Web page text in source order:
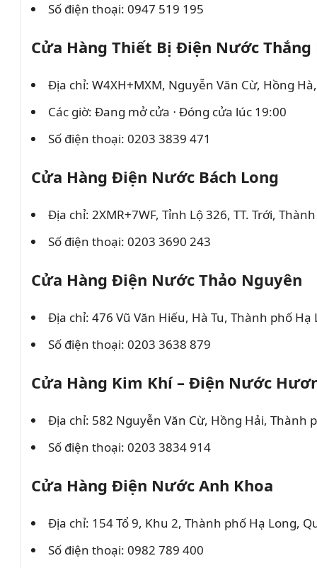
Số điện thoại: 0947 519 195
Cửa Hàng Thiết Bị Điện Nước Thắng
Địa chỉ: W4XH+MXM, Nguyễn Văn Cừ, Hồng
Các giờ: Đang mở cửa ⋅ Đóng cửa lúc 19:00
Số điện thoại: 0203 3839 471
Cửa Hàng Điện Nước Bách Long
Địa chỉ: 2XMR+7WF, Tỉnh Lộ 326, TT. Trới,
Số điện thoại: 0203 3690 243
Cửa Hàng Điện Nước Thảo Nguyên
Địa chỉ: 476 Vũ Văn Hiếu, Hà Tu, Thành phố
Số điện thoại: 0203 3638 879
Cửa Hàng Kim Khí – Điện Nước
Địa chỉ: 582 Nguyễn Văn Cừ, Hồng Hải, Thành
Số điện thoại: 0203 3834 914
Cửa Hàng Điện Nước Anh Khoa
Địa chỉ: 154 Tổ 9, Khu 2, Thành phố Hạ Long,
Số điện thoại: 0982 789 400